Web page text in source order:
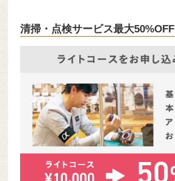
清掃・点検サービス最大50%OFF